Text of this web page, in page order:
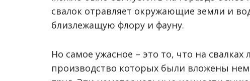
свалок отравляет окружающие земли и
близлежащую флору и фауну.
Но самое ужасное – это то, что на
производство которых были вложены